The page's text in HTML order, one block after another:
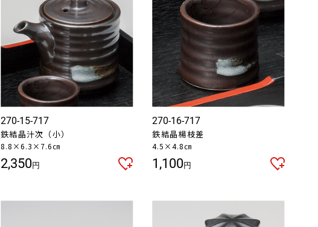
270-15-717
鉄結晶汁次（小）
8.8×6.3×7.6㎝
2,350円
270-16-717
鉄結晶楊枝差
4.5×4.8㎝
1,100円